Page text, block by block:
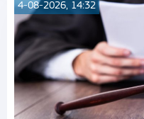
4-08-2026, 14:32